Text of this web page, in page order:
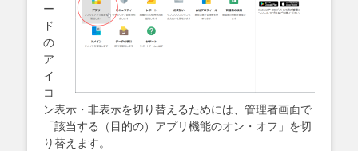
ー
ド
の
ア
イ
コ
ン表示・非表示を切り替えるためには、管理者画面で
「該当する（目的の）アプリ機能のオン・オフ」を切
り替えます。